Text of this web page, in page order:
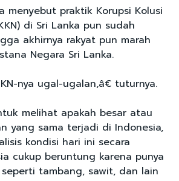
menyebut praktik Korupsi Kolusi
di Sri Lanka pun sudah
akhirnya rakyat pun marah
Negara Sri Lanka.
nya ugal-ugalan,â€ tuturnya.
melihat apakah besar atau
yang sama terjadi di Indonesia,
kondisi hari ini secara
cukup beruntung karena punya
tambang, sawit, dan lain